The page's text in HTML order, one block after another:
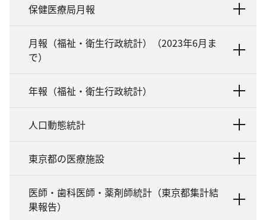
保健医療局月報
月報（福祉・衛生行政統計）（2023年6月ま
で）
年報（福祉・衛生行政統計）
人口動態統計
東京都の医療施設
医師・歯科医師・薬剤師統計（東京都集計結
果報告）